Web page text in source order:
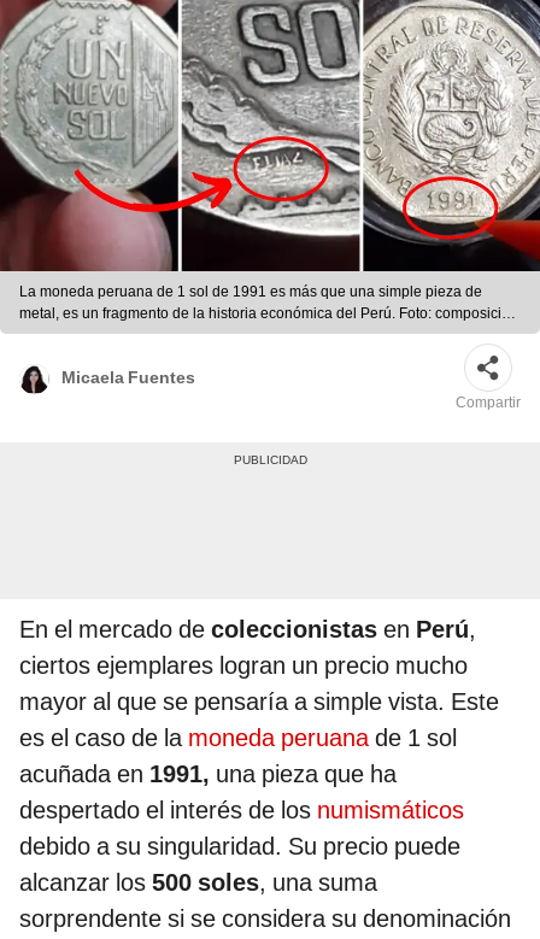
La moneda peruana de 1 sol de 1991 es más que una simple pieza de
metal, es un fragmento de la historia económica del Perú. Foto: composición
LR
Micaela Fuentes
Compartir
En el mercado de coleccionistas en Perú,
ciertos ejemplares logran un precio mucho
mayor al que se pensaría a simple vista. Este
es el caso de la moneda peruanade 1 sol
acuñada en 1991, una pieza que ha
despertado el interés de los numismáticos
debido a su singularidad. Su precio puede
alcanzar los 500 soles, una suma
sorprendente si se considera su denominación